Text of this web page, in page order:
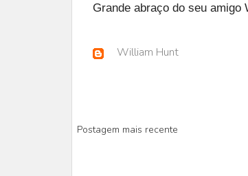
Grande abraço do seu amigo
William Hunt
Postagem mais recente